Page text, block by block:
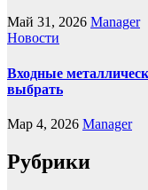
Май 31, 2026 Manager
Новости
Входные
выбрать
Мар 4, 2026 Manager
Рубрики